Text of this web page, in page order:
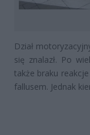
Dział
się znalazł. Po
także braku
fallusem. Jednak